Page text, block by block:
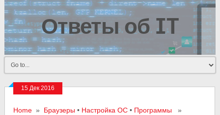
Ответы об IT
15 Дек 2016
Home » Браузеры • Настройка ОС • Программы »